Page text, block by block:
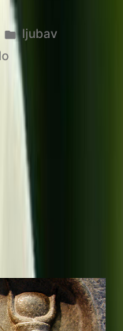
Posted
ljubav